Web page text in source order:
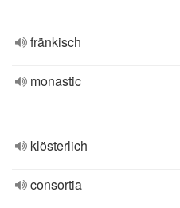
fränkisch
monastic
klösterlich
consortia